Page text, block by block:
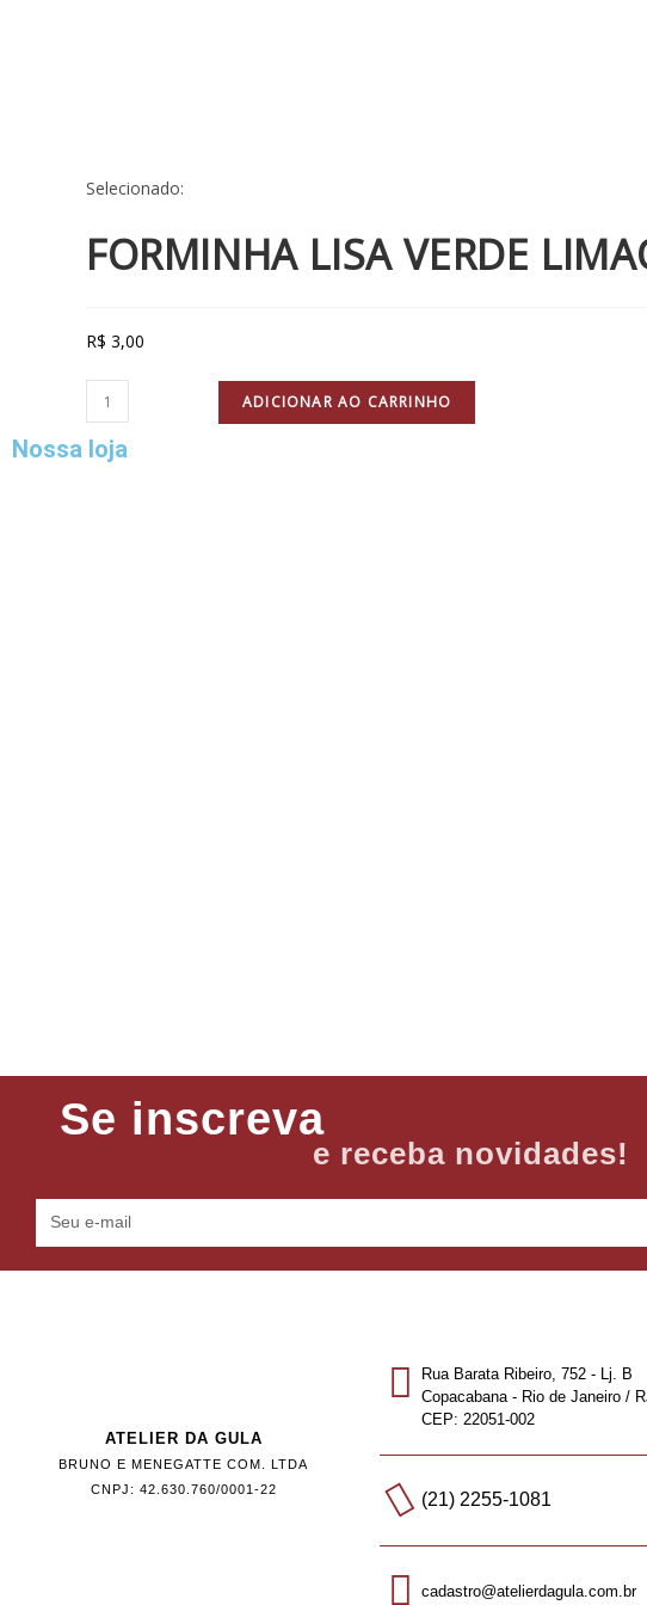
Selecionado:
FORMINHA LISA VERDE
R$ 3,00
ADICIONAR AO CARRINHO
Nossa loja
Se inscreva
e receba novidades!
ATELIER DA GULA
BRUNO E MENEGATTE COM. LTDA
CNPJ: 42.630.760/0001-22
Rua Barata Ribeiro, 752 - Lj. B
Copacabana - Rio de Janeiro /
CEP: 22051-002
(21) 2255-1081
cadastro@atelierdagula.com.br